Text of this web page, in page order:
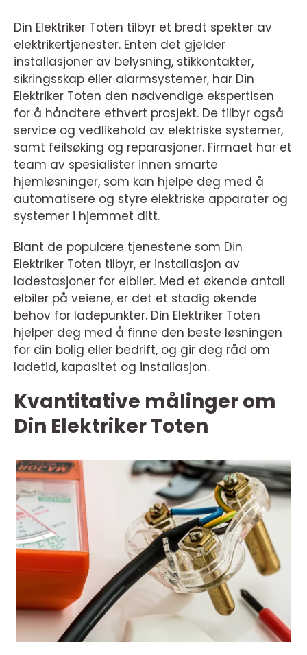
Din Elektriker Toten tilbyr et bredt spekter av
elektrikertjenester. Enten det gjelder
installasjoner av belysning, stikkontakter,
sikringsskap eller alarmsystemer, har Din
Elektriker Toten den nødvendige ekspertisen
for å håndtere ethvert prosjekt. De tilbyr også
service og vedlikehold av elektriske systemer,
samt feilsøking og reparasjoner. Firmaet har et
team av spesialister innen smarte
hjemløsninger, som kan hjelpe deg med å
automatisere og styre elektriske apparater og
systemer i hjemmet ditt.
Blant de populære tjenestene som Din
Elektriker Toten tilbyr, er installasjon av
ladestasjoner for elbiler. Med et økende antall
elbiler på veiene, er det et stadig økende
behov for ladepunkter. Din Elektriker Toten
hjelper deg med å finne den beste løsningen
for din bolig eller bedrift, og gir deg råd om
ladetid, kapasitet og installasjon.
Kvantitative målinger om
Din Elektriker Toten